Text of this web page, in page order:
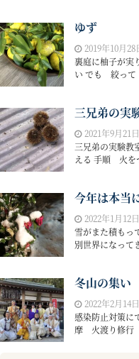
ゆず
2019年10月28
裏庭に柚子が実
い でも 絞っ
三兄弟の実
2021年9月21日
三兄弟の実験
える 手順 火
今年は本当
2022年1月12日
雪がまた積もっ
別世界になって
冬山の集い
2022年2月14日
感染防止対策に
摩 火渡り修行